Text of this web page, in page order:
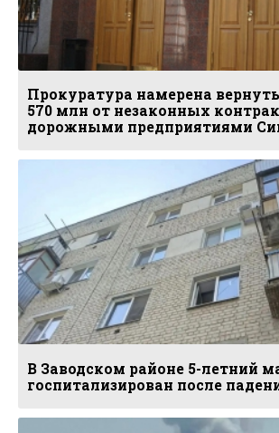
Прокуратура намерена
570 млн от незаконных
дорожными предприятиями
В Заводском районе 5-летний
госпитализирован после